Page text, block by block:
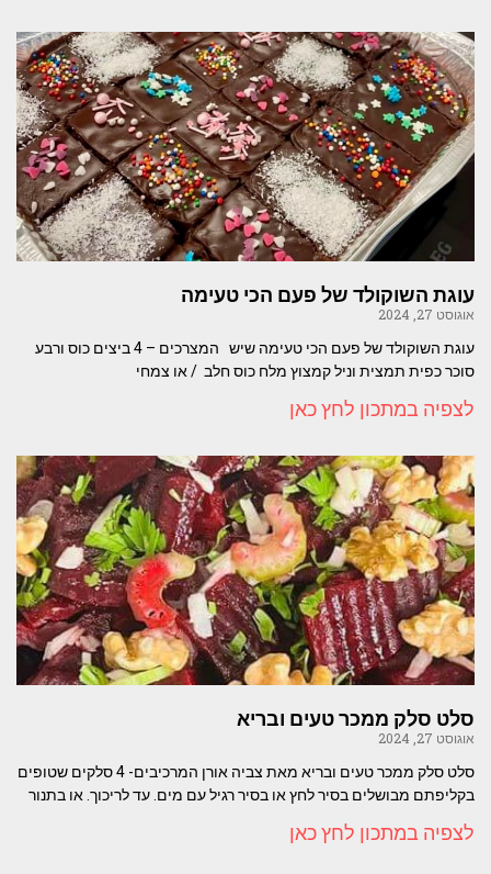
עוגת השוקולד של פעם הכי טעימה
אוגוסט 27, 2024
עוגת השוקולד של פעם הכי טעימה שיש המצרכים – 4 ביצים כוס ורבע
סוכר כפית תמצית וניל קמצוץ מלח כוס חלב / או צמחי
לצפיה במתכון לחץ כאן
סלט סלק ממכר טעים ובריא
אוגוסט 27, 2024
סלט סלק ממכר טעים ובריא מאת צביה אורן המרכיבים- 4 סלקים שטופים
בקליפתם מבושלים בסיר לחץ או בסיר רגיל עם מים. עד לריכוך. או בתנור
לצפיה במתכון לחץ כאן